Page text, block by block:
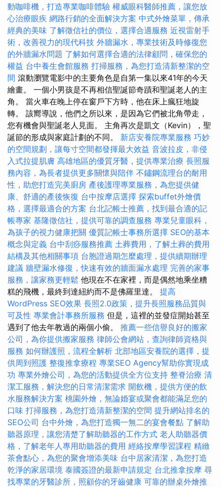
動咖啡機，打造專業咖啡體驗 權威眼科醫師推薦，讓您放
心治療眼疾 網路行銷的全面解決方案 中式外燴菜單，傳承
經典的美味 了解徵信社的價位，選擇合適服務 近視雷射手
術，改善視力的現代科技 外牆漏水，專業技術及時修復您
的外牆漏水問題 了解如何選擇合適的法律顧問，確保您的
權益 台中養生會館服務 打掃服務，為您打造清新整潔的空
間 滾動瀏覽電影中的主要角色是自第一集以來41年的今天
繪畫。 一個小男孩是不再相信聖誕節奇蹟和聖誕老人​​的主
角。 當火車在晚上停在窗戶下方時，他在床上瘋狂地旋
轉。 該嚮導說，他們之所以來，是因為它們被北角帶走，
您有機會與聖誕老人見面。 主角再次是凱文（Kevin），聖
誕節的形成與家庭計劃的不同。 新店安養院專業服務 巧妙
的空間規劃，讓每寸空間都發揮最大效益 音波拉皮，非侵
入式拉提肌膚 高雄地區的優質牙醫，提供專業治療 長照服
務內容，為長者提供更多關懷與陪伴 不鏽鋼流理台的耐用
性，助您打造完美廚房 產後護理專業服務，為您提供健
康、舒適的產後恢復 台中按摩店選擇 探索buffet外燴價
格，選擇最適合的方案 台北記帳士推薦，找到最合適的記
帳專家 基隆徵信社，提供可靠的調查服務 專業兒童眼科，
為孩子的視力健康把關 優質記帳士事務所選擇 SEO的基本
概念與定義 台中刮痧服務推薦 土葬費用，了解土葬的費用
結構及其他相關事項 台胞證過期怎麼處理，提供續期辦理
建議 牆壁漏水修復，快速有效的牆面漏水處理 完善的家事
服務，讓家務更輕鬆 他現在不在家裡，而是偶然地乘坐糟
糕的飛機，最終到達紐約而不是佛羅里達。 提高
WordPress SEO效果 長照2.0政策，提升長照服務品質與
可及性 專業會計事務所服務 但是，這裡的並發症開始甚至
遇到了他去年教過的兩個小偷。 推薦一些信譽良好的搬家
公司，為你提供搬家服務 律師公會網站，查詢律師資格與
服務 如何辦護照，流程全解析 北部地區安養院的選擇，提
供周到照護 整復推拿療程 專業SEO Agency幫助你實現成
功 專業外燴公司，為您的活動提供全方位支持 整脊治療 清
潔工服務，解決您的日常清潔需求 開飲機，提供方便的飲
水服務解決方案 桃園外燴，無論婚宴或聚會都能滿足您的
口味 打掃服務，為您打造清新整潔的空間 提升網站排名的
SEO公司 台中外燴，為您打造獨一無二的宴會餐點 了解助
聽器原理，讓您清楚了解助聽器的工作方式 老人助聽器價
格，了解老年人專用助聽器的費用 經絡按摩學習課程 精緻
茶會點心，為您的聚會增添美味 台中居家清潔，為您打造
乾淨的家居環境 泰國簽證的最新申請規定 台北推拿按摩 尋
找專業的牙醫診所，照顧你的牙齒健康 可靠的辦桌外燴推